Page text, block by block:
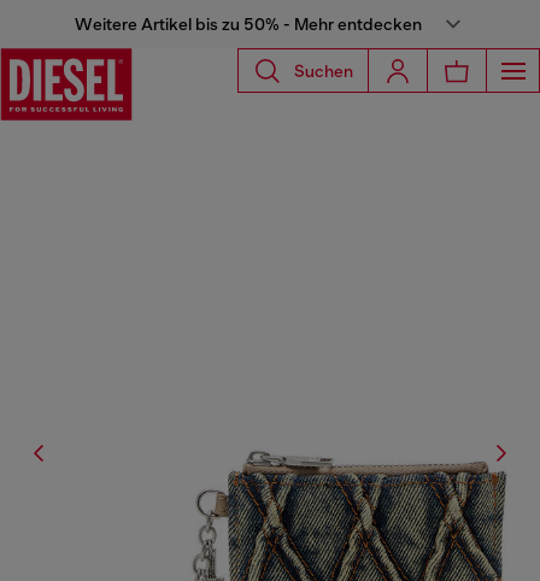
Weitere Artikel bis zu 50% - Mehr entdecken
Suchen